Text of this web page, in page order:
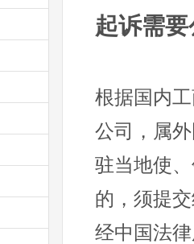
起诉需
根据国内
公司，属
驻当地使
的，须提
经中国法